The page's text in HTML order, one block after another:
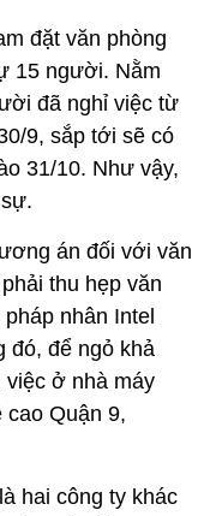
đặt văn phòng
15 người. Nằm
đã nghỉ việc từ
9, sắp tới sẽ có
31/10. Như vậy,
án đối với văn
thu hẹp văn
nhân Intel
đó, để ngỏ khả
việc ở nhà máy
cao Quận 9,
hai công ty khác